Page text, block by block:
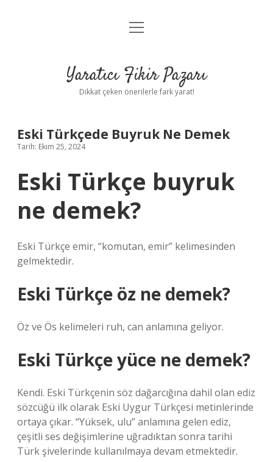
Anasayfa
Yasal Uyarı
menüyü
Yaratıcı Fikir Pazarı
Dikkat çeken önerilerle fark yarat!
Eski Türkçede Buyruk Ne Demek
Tarih: Ekim 25, 2024
Eski Türkçe buyruk
ne demek?
Eski Türkçe emir, “komutan, emir” kelimesinden
gelmektedir.
Eski Türkçe öz ne demek?
Öz ve Ös kelimeleri ruh, can anlamına geliyor.
Eski Türkçe yüce ne demek?
Kendi. Eski Türkçenin söz dağarcığına dahil olan ediz
sözcüğü ilk olarak Eski Uygur Türkçesi metinlerinde
ortaya çıkar. “Yüksek, ulu” anlamına gelen ediz,
çeşitli ses değişimlerine uğradıktan sonra tarihi
Türk şivelerinde kullanılmaya devam etmektedir.